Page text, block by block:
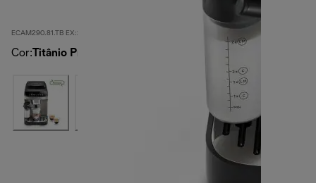
ECAM290.81.TB EX:2-second
Cor: Titânio Preto